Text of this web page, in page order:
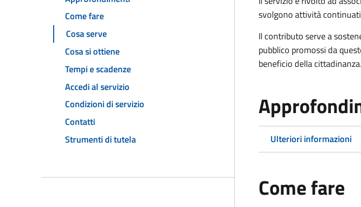
Come fare
Cosa serve
Cosa si ottiene
Tempi e scadenze
Accedi al servizio
Condizioni di servizio
Contatti
Strumenti di tutela
svolgono attività
Il contributo serve a
pubblico promossi da
beneficio della cittadinanza.
Ulteriori informazioni
Come fare